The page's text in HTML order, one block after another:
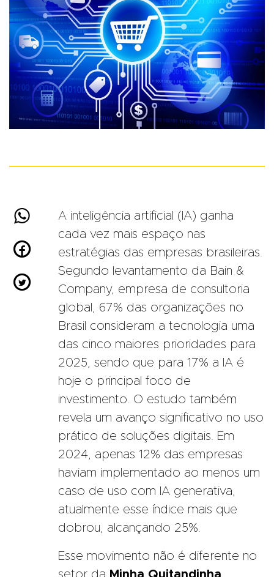



A inteligência artificial (IA) ganha
cada vez mais espaço nas
estratégias das empresas brasileiras.
Segundo levantamento da Bain &
Company, empresa de consultoria
global, 67% das organizações no
Brasil consideram a tecnologia uma
das cinco maiores prioridades para
2025, sendo que para 17% a IA é
hoje o principal foco de
investimento. O estudo também
revela um avanço significativo no uso
prático de soluções digitais. Em
2024, apenas 12% das empresas
haviam implementado ao menos um
caso de uso com IA generativa,
atualmente esse índice mais que
dobrou, alcançando 25%.
Esse movimento não é diferente no
setor da Minha Quitandinha